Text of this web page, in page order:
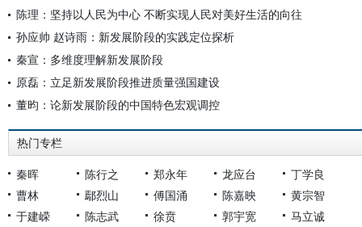
陈理：坚持以人民为中心 不断实现人民对美好生活的向往
孙应帅 赵诗雨：新发展阶段的实践定位探析
秦宣：多维度理解新发展阶段
原磊：立足新发展阶段推进质量强国建设
董昀：论新发展阶段的中国特色宏观调控
热门专栏
秦晖 陈行之 郑永年 龙应台
丁学良
曹林
鄢烈山 傅国涌 陈嘉映
黄宗智
于建嵘
陈志武 徐贲 郭宇宽 马立诚